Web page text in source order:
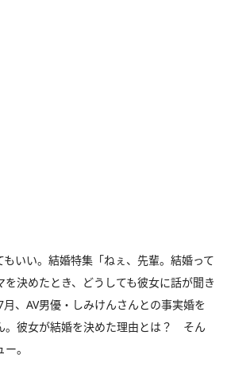
いい。結婚特集「ねぇ、先輩。結婚って
決めたとき、どうしても彼女に話が聞き
、AV男優・しみけんさんとの事実婚を
。彼女が結婚を決めた理由とは？ そん
。